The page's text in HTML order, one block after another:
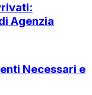
Agenzia
Necessari e